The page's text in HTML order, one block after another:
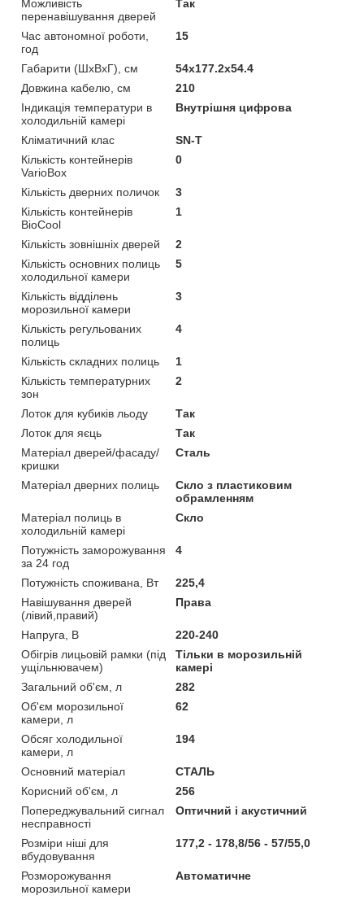
Можливість
перенавішування дверей
Так
Час автономної роботи,
год
15
Габарити (ШхВхГ), см
54x177.2x54.4
Довжина кабелю, см
210
Індикація температури в
холодильній камері
Внутрішня цифрова
Кліматичний клас
SN-T
Кількість контейнерів
VarioBox
0
Кількість дверних поличок
3
Кількість контейнерів
BioCool
1
Кількість зовнішніх дверей
2
Кількість основних полиць
холодильної камери
5
Кількість відділень
морозильної камери
3
Кількість регульованих
полиць
4
Кількість складних полиць
1
Кількість температурних
зон
2
Лоток для кубиків льоду
Так
Лоток для яєць
Так
Матеріал дверей/фасаду/
кришки
Сталь
Матеріал дверних полиць
Скло з пластиковим
обрамленням
Матеріал полиць в
холодильній камері
Скло
Потужність заморожування
за 24 год
4
Потужність споживана, Вт
225,4
Навішування дверей
(лівий,правий)
Права
Напруга, В
220-240
Обігрів лицьовій рамки (під
ущільнювачем)
Тільки в морозильній
камері
Загальний об'єм, л
282
Об'єм морозильної
камери, л
62
Обсяг холодильної
камери, л
194
Основний матеріал
СТАЛЬ
Корисний об'єм, л
256
Попереджувальний сигнал
несправності
Оптичний і акустичний
Розміри ніші для
вбудовування
177,2 - 178,8/56 - 57/55,0
Розморожування
морозильної камери
Автоматичне